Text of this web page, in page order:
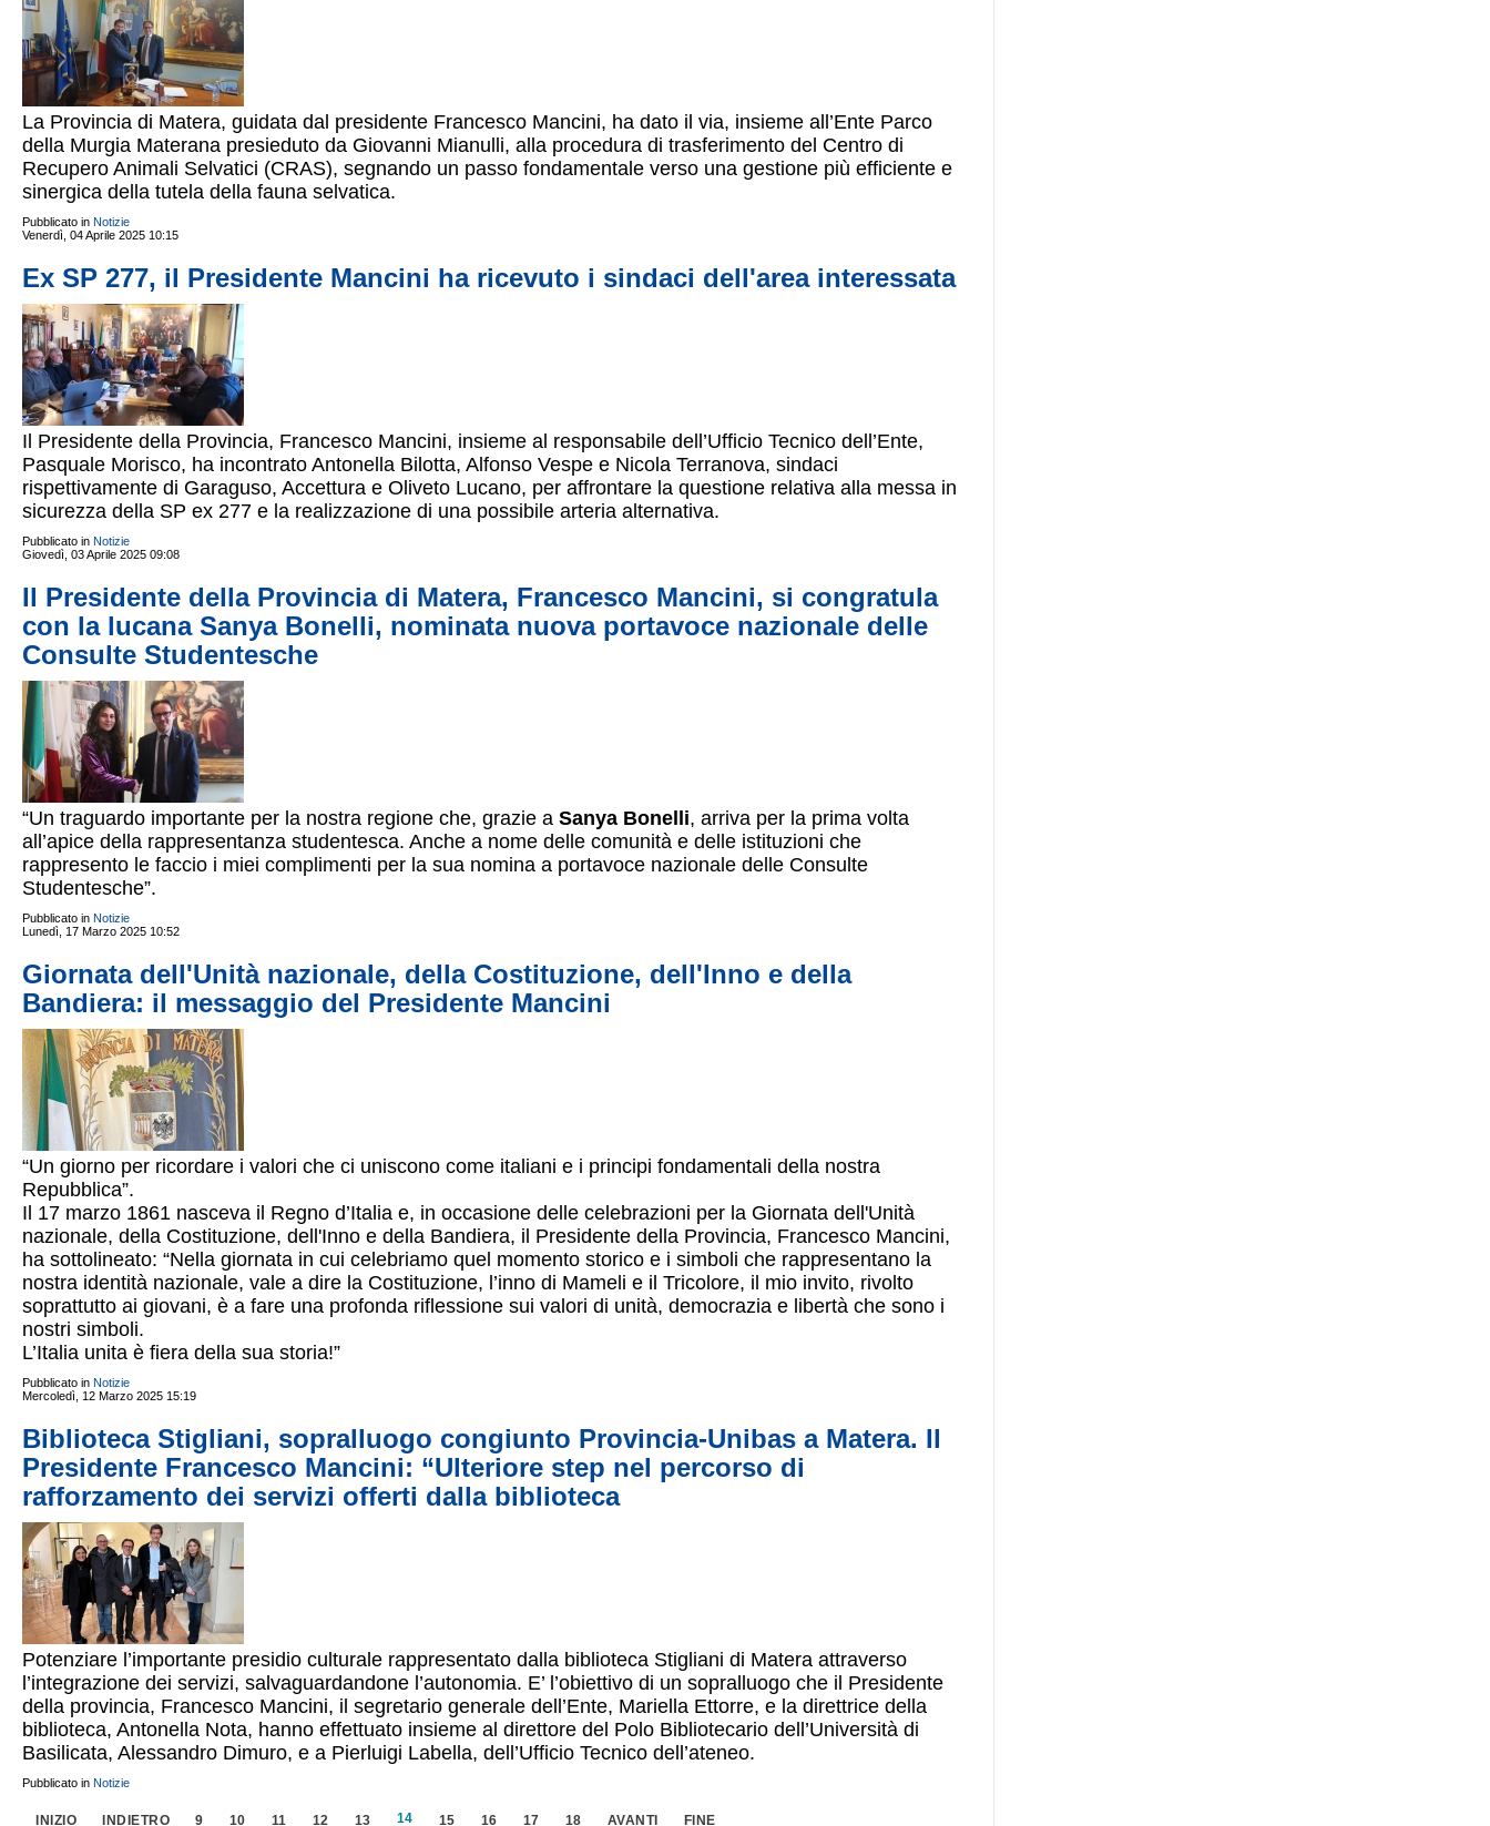
La Provincia di Matera, guidata dal presidente Francesco Mancini, ha dato il via, insieme all’Ente Parco
della Murgia Materana presieduto da Giovanni Mianulli, alla procedura di trasferimento del Centro di
Recupero Animali Selvatici (CRAS), segnando un passo fondamentale verso una gestione più efficiente e
sinergica della tutela della fauna selvatica.
Pubblicato in Notizie
Venerdì, 04 Aprile 2025 10:15
Ex SP 277, il Presidente Mancini ha ricevuto i sindaci dell'area interessata
Il Presidente della Provincia, Francesco Mancini, insieme al responsabile dell’Ufficio Tecnico dell’Ente,
Pasquale Morisco, ha incontrato Antonella Bilotta, Alfonso Vespe e Nicola Terranova, sindaci
rispettivamente di Garaguso, Accettura e Oliveto Lucano, per affrontare la questione relativa alla messa in
sicurezza della SP ex 277 e la realizzazione di una possibile arteria alternativa.
Pubblicato in Notizie
Giovedì, 03 Aprile 2025 09:08
Il Presidente della Provincia di Matera, Francesco Mancini, si congratula
con la lucana Sanya Bonelli, nominata nuova portavoce nazionale delle
Consulte Studentesche
“Un traguardo importante per la nostra regione che, grazie a Sanya Bonelli, arriva per la prima volta
all’apice della rappresentanza studentesca. Anche a nome delle comunità e delle istituzioni che
rappresento le faccio i miei complimenti per la sua nomina a portavoce nazionale delle Consulte
Studentesche”.
Pubblicato in Notizie
Lunedì, 17 Marzo 2025 10:52
Giornata dell'Unità nazionale, della Costituzione, dell'Inno e della
Bandiera: il messaggio del Presidente Mancini
“Un giorno per ricordare i valori che ci uniscono come italiani e i principi fondamentali della nostra
Repubblica”.
Il 17 marzo 1861 nasceva il Regno d’Italia e, in occasione delle celebrazioni per la Giornata dell'Unità
nazionale, della Costituzione, dell'Inno e della Bandiera, il Presidente della Provincia, Francesco Mancini,
ha sottolineato: “Nella giornata in cui celebriamo quel momento storico e i simboli che rappresentano la
nostra identità nazionale, vale a dire la Costituzione, l’inno di Mameli e il Tricolore, il mio invito, rivolto
soprattutto ai giovani, è a fare una profonda riflessione sui valori di unità, democrazia e libertà che sono i
nostri simboli.
L’Italia unita è fiera della sua storia!”
Pubblicato in Notizie
Mercoledì, 12 Marzo 2025 15:19
Biblioteca Stigliani, sopralluogo congiunto Provincia-Unibas a Matera. Il
Presidente Francesco Mancini: “Ulteriore step nel percorso di
rafforzamento dei servizi offerti dalla biblioteca
Potenziare l’importante presidio culturale rappresentato dalla biblioteca Stigliani di Matera attraverso
l’integrazione dei servizi, salvaguardandone l’autonomia. E’ l’obiettivo di un sopralluogo che il Presidente
della provincia, Francesco Mancini, il segretario generale dell’Ente, Mariella Ettorre, e la direttrice della
biblioteca, Antonella Nota, hanno effettuato insieme al direttore del Polo Bibliotecario dell’Università di
Basilicata, Alessandro Dimuro, e a Pierluigi Labella, dell’Ufficio Tecnico dell’ateneo.
Pubblicato in Notizie
INIZIO INDIETRO 9 10 11 12 13 14 15 16 17 18 AVANTI FINE